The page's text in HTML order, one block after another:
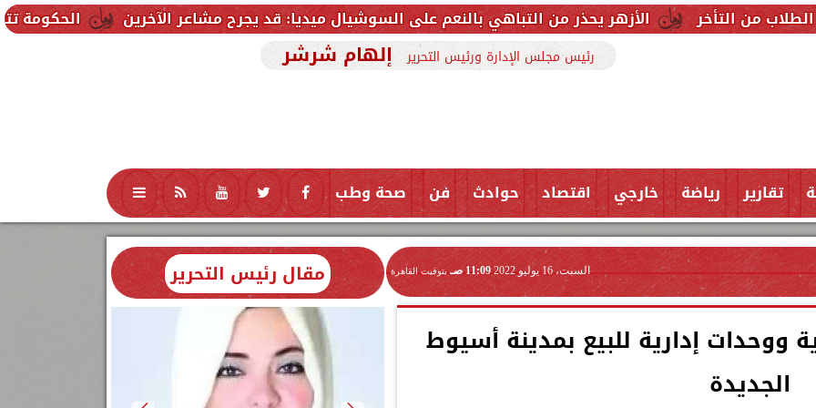
الحكومة تتلقى 229 ألف شكوى وطلب واستفسار خلال يوليو.. ومدبولي يوجه بسرعة الاستجابة للمواطنين الأزهر يحذر من التباهي بالنعم على السوشيال ميديا: قد يجرح مشاعر الآخرين
رئيس مجلس الإدارة ورئيس التحرير إلهام شرشر
تقارير رياضة خارجي اقتصاد حوادث فن صحة وطب تكنولوجيا منوعات محافظات
السبت، 16 يوليو 2022 11:09 صـ بتوقيت القاهرة
ووحدات إدارية للبيع بمدينة أسيوط
الجديدة
مقال رئيس التحرير